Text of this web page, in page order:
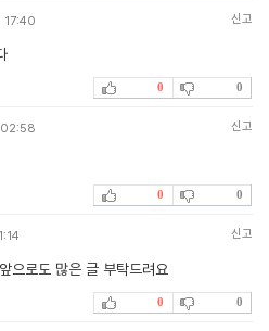
신고
0 0
신고
0 0
신고
으로도 많은 글 부탁드려요
0 0